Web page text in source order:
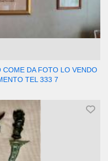
DA FOTO LO VENDO
TEL 333 7